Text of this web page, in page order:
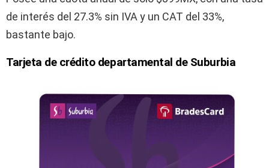
de interés del 27.3% sin IVA y un CAT del 33%,
bastante bajo.
Tarjeta de crédito departamental de Suburbia